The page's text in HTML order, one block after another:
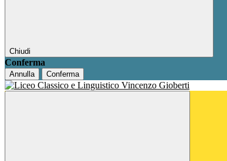
Chiudi
Conferma
Annulla Conferma